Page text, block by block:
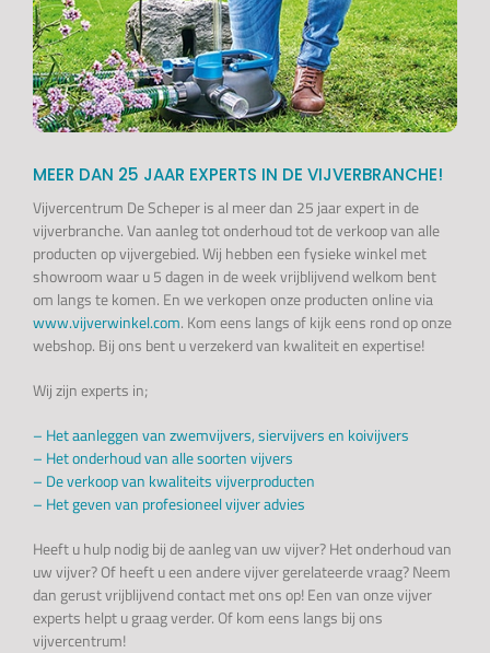
MEER DAN 25 JAAR EXPERTS IN DE VIJVERBRANCHE!
Vijvercentrum De Scheper is al meer dan 25 jaar expert in de
vijverbranche. Van aanleg tot onderhoud tot de verkoop van alle
producten op vijvergebied. Wij hebben een fysieke winkel met
showroom waar u 5 dagen in de week vrijblijvend welkom bent
om langs te komen. En we verkopen onze producten online via
www.vijverwinkel.com. Kom eens langs of kijk eens rond op onze
webshop. Bij ons bent u verzekerd van kwaliteit en expertise!
Wij zijn experts in;
– Het aanleggen van zwemvijvers, siervijvers en koivijvers
– Het onderhoud van alle soorten vijvers
– De verkoop van kwaliteits vijverproducten
– Het geven van profesioneel vijver advies
Heeft u hulp nodig bij de aanleg van uw vijver? Het onderhoud van
uw vijver? Of heeft u een andere vijver gerelateerde vraag? Neem
dan gerust vrijblijvend contact met ons op! Een van onze vijver
experts helpt u graag verder. Of kom eens langs bij ons
vijvercentrum!